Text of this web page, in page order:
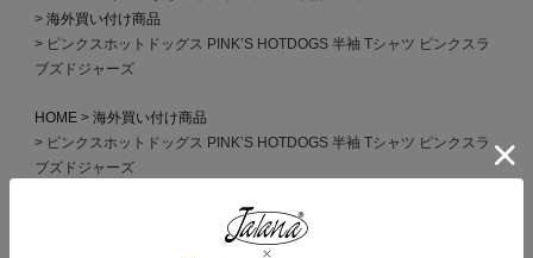
海外買い付け商品
ピンクスホットドッグス PINK’S HOTDOGS 半袖 Tシャツ ピンクスラ
ブズドジャーズ
HOME
海外買い付け商品
ピンクスホットドッグス PINK’S HOTDOGS 半袖 Tシャツ ピンクスラ
ブズドジャーズ
ピンクスホットドッグス PINK’S HOTDOGS 半袖 Tシャツ ピンクスラ